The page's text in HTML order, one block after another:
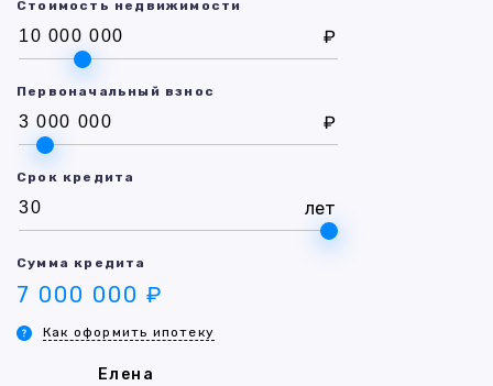
Стоимость недвижимости
₽
Первоначальный взнос
₽
Срок кредита
лет
Сумма кредита
7 000 000 ₽
Как оформить ипотеку
Елена